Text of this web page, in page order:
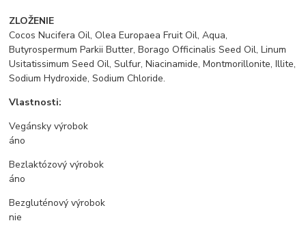
ZLOŽENIE
Cocos Nucifera Oil, Olea Europaea Fruit Oil, Aqua,
Butyrospermum Parkii Butter, Borago Officinalis Seed Oil, Linum
Usitatissimum Seed Oil, Sulfur, Niacinamide, Montmorillonite, Illite,
Sodium Hydroxide, Sodium Chloride.
Vlastnosti:
Vegánsky výrobok
áno
Bezlaktózový výrobok
áno
Bezgluténový výrobok
nie